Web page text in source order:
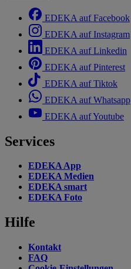
EDEKA auf Facebook
EDEKA auf Instagram
EDEKA auf Linkedin
EDEKA auf Pinterest
EDEKA auf Tiktok
EDEKA auf Whatsapp
EDEKA auf Youtube
Services
EDEKA App
EDEKA Medien
EDEKA smart
EDEKA Foto
Hilfe
Kontakt
FAQ